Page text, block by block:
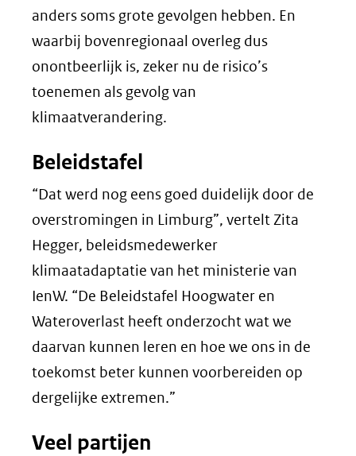
anders soms grote gevolgen hebben. En
waarbij bovenregionaal overleg dus
onontbeerlijk is, zeker nu de risico’s
toenemen als gevolg van
klimaatverandering.
Beleidstafel
“Dat werd nog eens goed duidelijk door de
overstromingen in Limburg”, vertelt Zita
Hegger, beleidsmedewerker
klimaatadaptatie van het ministerie van
IenW. “De Beleidstafel Hoogwater en
Wateroverlast heeft onderzocht wat we
daarvan kunnen leren en hoe we ons in de
toekomst beter kunnen voorbereiden op
dergelijke extremen.”
Veel partijen